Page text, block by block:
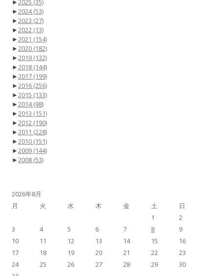
►2025 (35)
►2024(53)
►2023 (27)
►2022 (13)
►2021 (154)
►2020 (182)
►2019 (132)
►2018 (144)
►2017 (199)
►2016 (256)
►2015 (133)
►2014(98)
►2013 (151)
►2012 (190)
►2011 (228)
►2010 (151)
►2009 (144)
►2008 (53)
2026年8月
月
火 水 木 金 土
日
1
2
3
4 5 6 7 8
9
10
11 12 13 14 15
16
17
18 19 20 21 22
23
24
25 26 27 28 29
30